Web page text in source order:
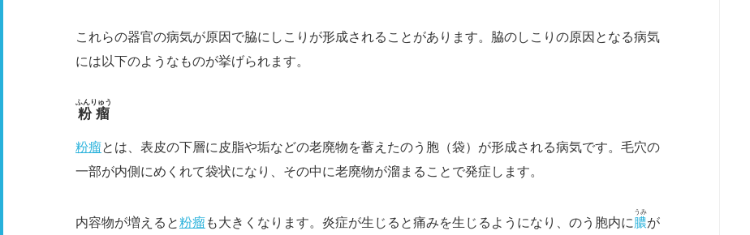
これらの器官の病気が原因で脇にしこりが形成されることがあります。脇のしこりの原因となる病気
には以下のようなものが挙げられます。
粉瘤
ふんりゅう
粉瘤とは、表皮の下層に皮脂や垢などの老廃物を蓄えたのう胞（袋）が形成される病気です。毛穴の
一部が内側にめくれて袋状になり、その中に老廃物が溜まることで発症します。
内容物が増えると粉瘤も大きくなります。炎症が生じると痛みを生じるようになり、のう胞内に膿
うみ
が